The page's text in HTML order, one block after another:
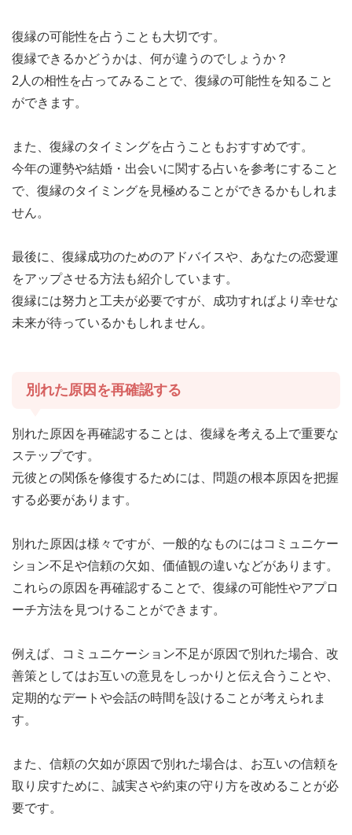
復縁の可能性を占うことも大切です。
復縁できるかどうかは、何が違うのでしょうか？
2人の相性を占ってみることで、復縁の可能性を知ること
ができます。
また、復縁のタイミングを占うこともおすすめです。
今年の運勢や結婚・出会いに関する占いを参考にすること
で、復縁のタイミングを見極めることができるかもしれま
せん。
最後に、復縁成功のためのアドバイスや、あなたの恋愛運
をアップさせる方法も紹介しています。
復縁には努力と工夫が必要ですが、成功すればより幸せな
未来が待っているかもしれません。
別れた原因を再確認する
別れた原因を再確認することは、復縁を考える上で重要な
ステップです。
元彼との関係を修復するためには、問題の根本原因を把握
する必要があります。
別れた原因は様々ですが、一般的なものにはコミュニケー
ション不足や信頼の欠如、価値観の違いなどがあります。
これらの原因を再確認することで、復縁の可能性やアプロ
ーチ方法を見つけることができます。
例えば、コミュニケーション不足が原因で別れた場合、改
善策としてはお互いの意見をしっかりと伝え合うことや、
定期的なデートや会話の時間を設けることが考えられま
す。
また、信頼の欠如が原因で別れた場合は、お互いの信頼を
取り戻すために、誠実さや約束の守り方を改めることが必
要です。